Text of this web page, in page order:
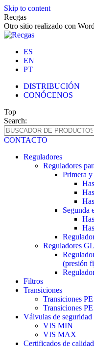
Skip to content
Recgas
Otro sitio realizado con
ES
EN
PT
DISTRIBUCIÓN
CONÓCENOS
Top
Search:
CONTACTO
Reguladores
Reguladores
Primera
Segunda
Reguladores
(presión
Filtros
Transiciones
Transiciones
Transiciones
Válvulas de seguridad
VIS MIN
VIS MAX
Certificados de calidad